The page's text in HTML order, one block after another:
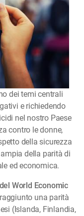
dei temi centrali
e richiedendo
nel nostro Paese
contro le donne,
della sicurezza
della parità di
ed economica.
World Economic
una parità
(Islanda, Finlandia,